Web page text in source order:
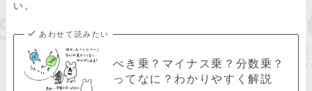
い。
あわせて読みたい
べき乗？マイナス乗？分数乗？
ってなに？わかりやすく解説